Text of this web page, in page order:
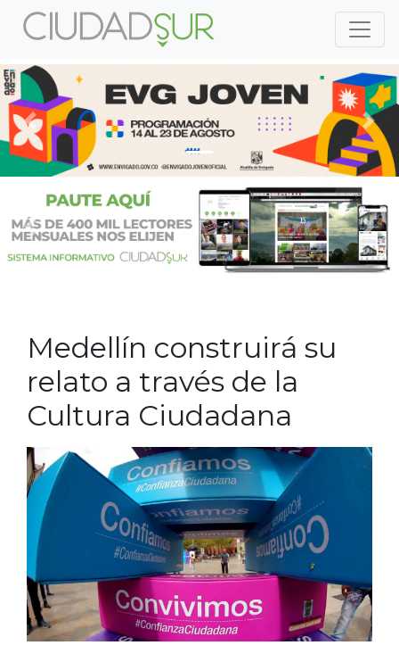
Previous
Previous
Medellín construirá su
relato a través de la
Cultura Ciudadana